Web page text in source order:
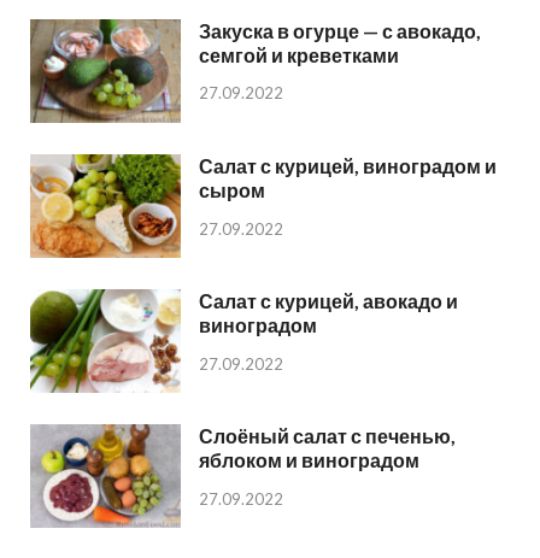
Закуска в огурце — с авокадо,
семгой и креветками
27.09.2022
Салат с курицей, виноградом и
сыром
27.09.2022
Салат с курицей, авокадо и
виноградом
27.09.2022
Слоёный салат с печенью,
яблоком и виноградом
27.09.2022